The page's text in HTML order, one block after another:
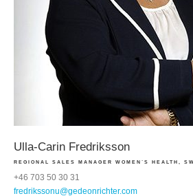
Ulla-Carin Fredriksson
REGIONAL SALES MANAGER WOMEN´S HEALTH,
+46 703 50 30 31
fredrikssonu@gedeonrichter.com